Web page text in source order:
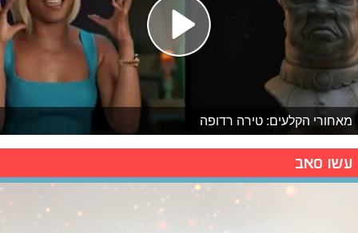
מאחורי הקלעים: טירה רדופה
עשו סאב